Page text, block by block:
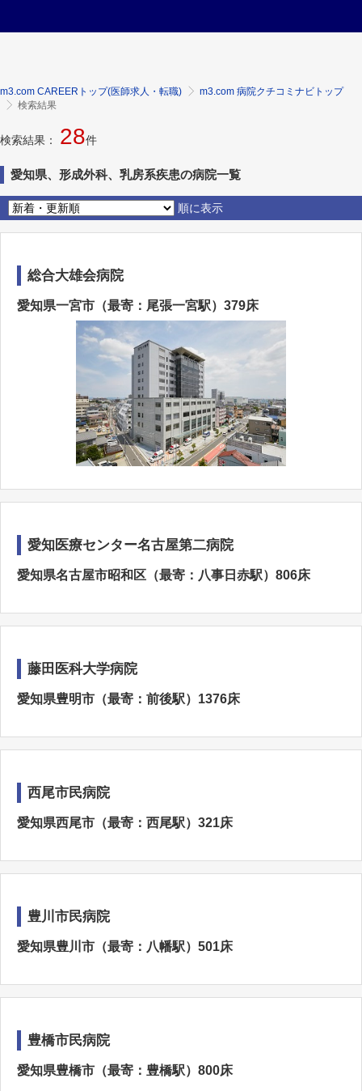
m3.com CAREERトップ(医師求人・転職)
m3.com 病院クチコミナビトップ
検索結果
検索結果： 28件
愛知県、形成外科、乳房系疾患の病院一覧
順に表示
総合大雄会病院
愛知県一宮市（最寄：尾張一宮駅）379床
愛知医療センター名古屋第二病院
愛知県名古屋市昭和区（最寄：八事日赤駅）806床
藤田医科大学病院
愛知県豊明市（最寄：前後駅）1376床
西尾市民病院
愛知県西尾市（最寄：西尾駅）321床
豊川市民病院
愛知県豊川市（最寄：八幡駅）501床
豊橋市民病院
愛知県豊橋市（最寄：豊橋駅）800床